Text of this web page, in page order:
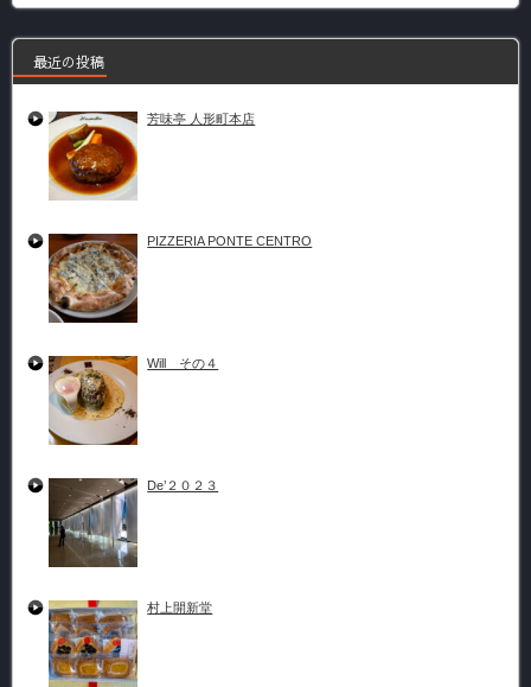
最近の投稿
芳味亭 人形町本店
PIZZERIA PONTE CENTRO
Will その４
De’２０２３
村上開新堂